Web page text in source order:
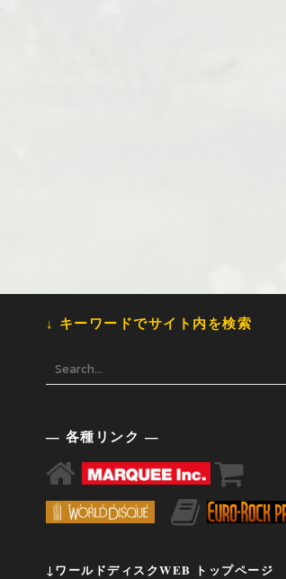
↓ キーワードでサイト内を検索
— 各種リンク —
↓ワールドディスクWEB トップページ